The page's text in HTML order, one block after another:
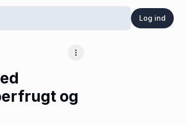
Log ind
Flere muligheder
og